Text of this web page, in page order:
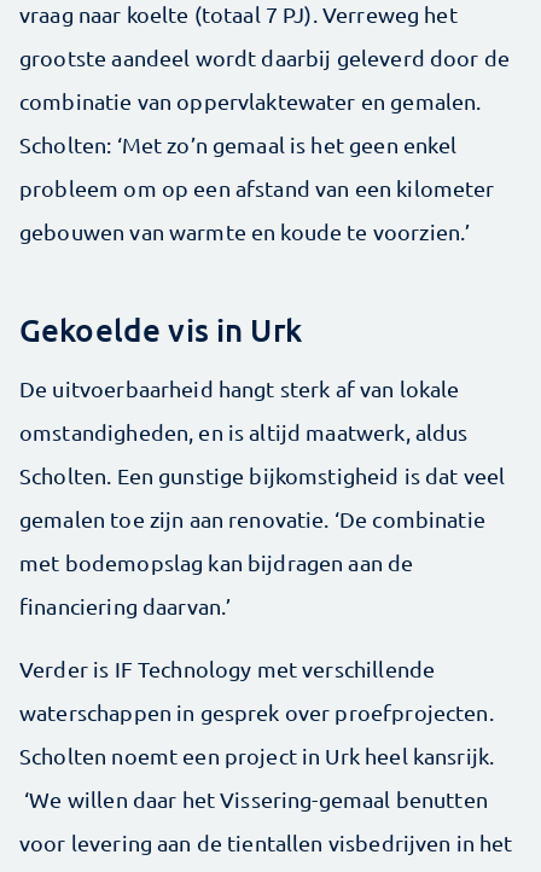
vraag naar koelte (totaal 7 PJ). Verreweg het
grootste aandeel wordt daarbij geleverd door de
combinatie van oppervlaktewater en gemalen.
Scholten: ‘Met zo’n gemaal is het geen enkel
probleem om op een afstand van een kilometer
gebouwen van warmte en koude te voorzien.’
Gekoelde vis in Urk
De uitvoerbaarheid hangt sterk af van lokale
omstandigheden, en is altijd maatwerk, aldus
Scholten. Een gunstige bijkomstigheid is dat veel
gemalen toe zijn aan renovatie. ‘De combinatie
met bodemopslag kan bijdragen aan de
financiering daarvan.’
Verder is IF Technology met verschillende
waterschappen in gesprek over proefprojecten.
Scholten noemt een project in Urk heel kansrijk.
‘We willen daar het Vissering-gemaal benutten
voor levering aan de tientallen visbedrijven in het